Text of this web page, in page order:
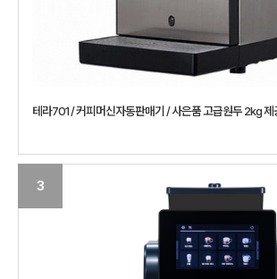
테라701 / 커피머신자동판매기 / 사은품 고급원두 2kg 제
3